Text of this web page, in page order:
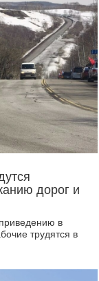
дорог и
в
трудятся в